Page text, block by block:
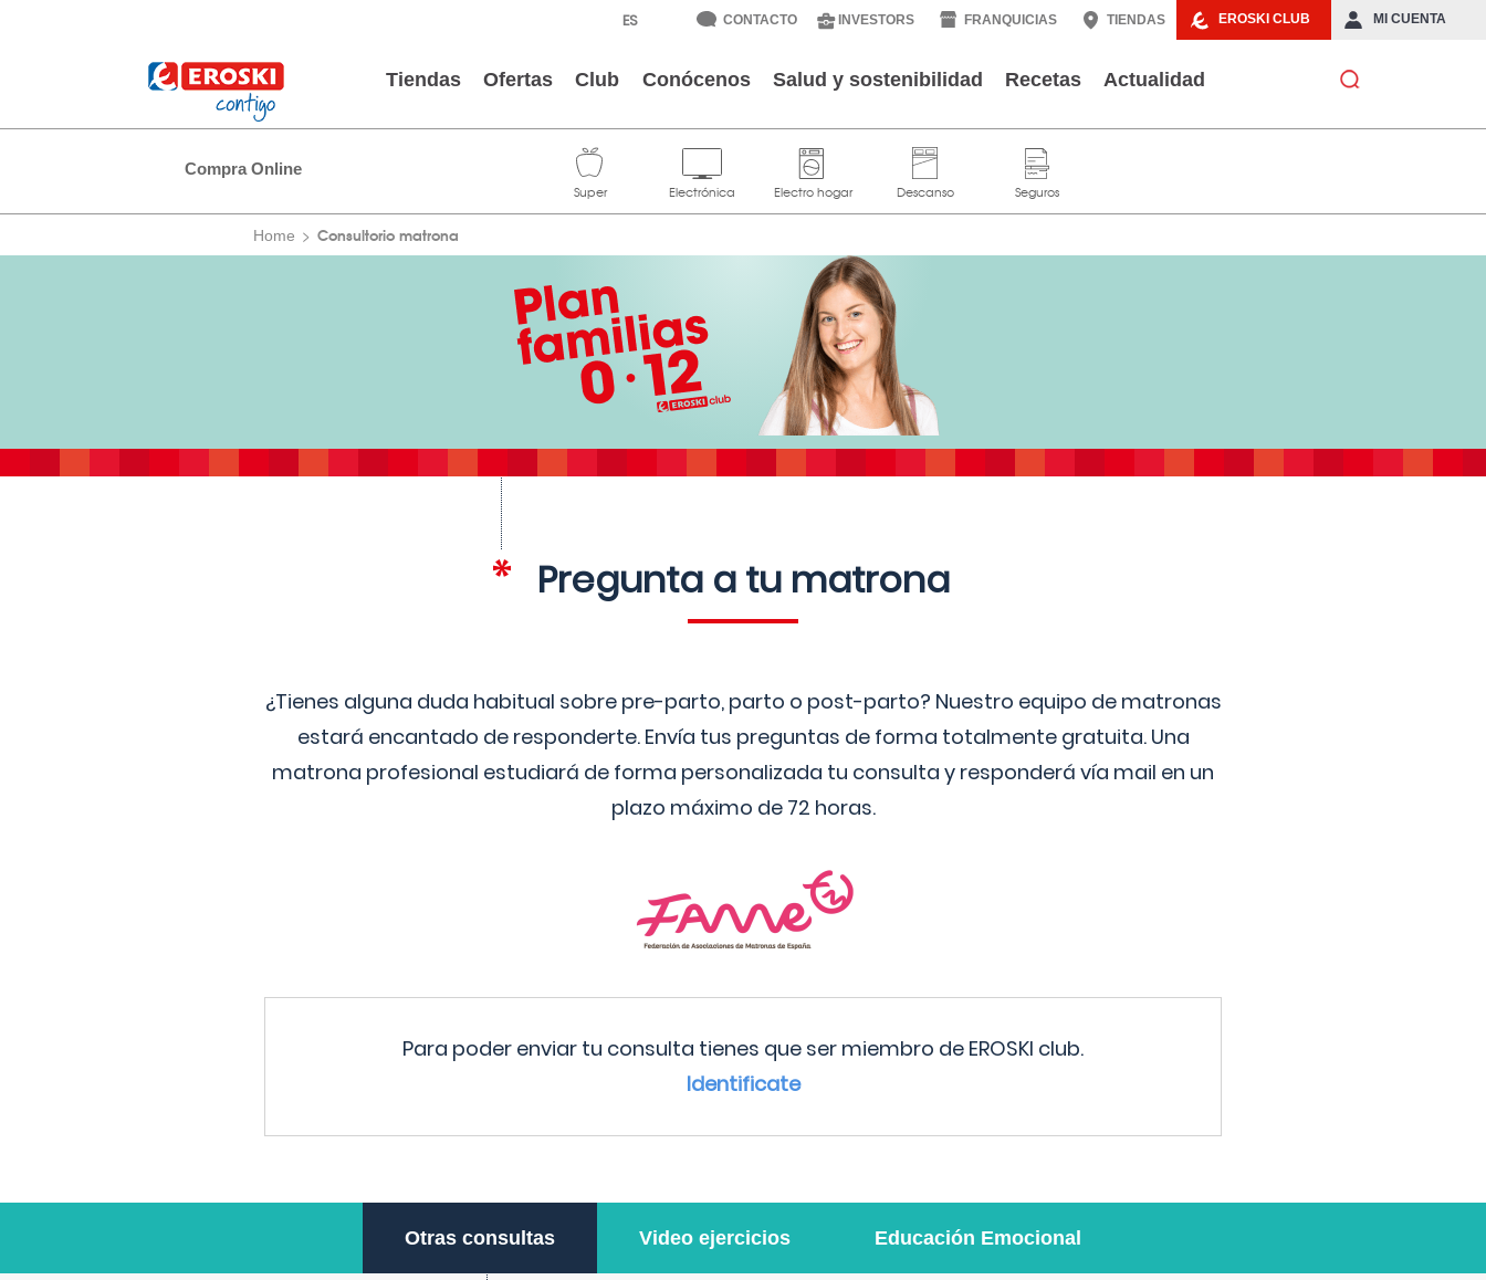
EROSKI CLUB MI CUENTA
CONTACTO INVESTORS FRANQUICIAS TIENDAS
Tiendas Ofertas Club Conócenos Salud y sostenibilidad Recetas Actualidad
Compra Online
Home Consultorio matrona
Pregunta a tu matrona
¿Tienes alguna duda habitual sobre pre-parto, parto o post-parto? Nuestro equipo de matronas
estará encantado de responderte. Envía tus preguntas de forma totalmente gratuita. Una
matrona profesional estudiará de forma personalizada tu consulta y responderá vía mail en un
plazo máximo de 72 horas.
Para poder enviar tu consulta tienes que ser miembro de EROSKI club.
Identificate
Otras consultas Video ejercicios Educación Emocional